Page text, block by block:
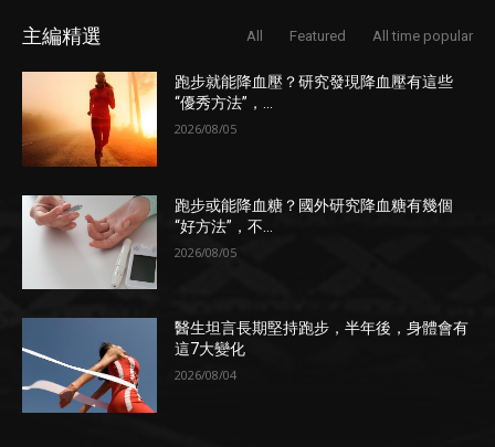
主編精選 All Featured All time popular
跑步就能降血壓？研究發現降血壓有這些
“優秀方法”，...
2026/08/05
跑步或能降血糖？國外研究降血糖有幾個
“好方法”，不...
2026/08/05
醫生坦言長期堅持跑步，半年後，身體會有
這7大變化
2026/08/04